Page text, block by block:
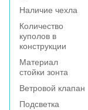
Наличие чехла
Количество
куполов в
конструкции
Материал
стойки зонта
Ветровой клапан
Подсветка